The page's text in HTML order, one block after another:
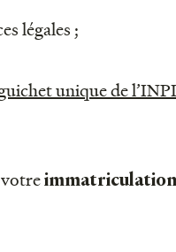
légales ;
unique de l’INPI
immatriculation